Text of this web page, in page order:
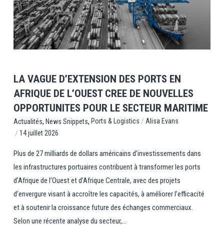
View Post
LA VAGUE D’EXTENSION DES PORTS EN
AFRIQUE DE L’OUEST CREE DE NOUVELLES
OPPORTUNITES POUR LE SECTEUR MARITIME
Actualités, News Snippets, Ports & Logistics / Alisa Evans
/ 14 juillet 2026
Plus de 27 milliards de dollars américains d’investissements dans
les infrastructures portuaires contribuent à transformer les ports
d’Afrique de l’Ouest et d’Afrique Centrale, avec des projets
d’envergure visant à accroître les capacités, à améliorer l’efficacité
et à soutenir la croissance future des échanges commerciaux.
Selon une récente analyse du secteur,...